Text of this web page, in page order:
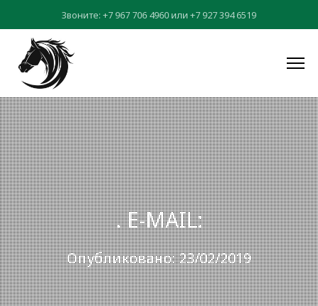
Звоните: +7 967 706 4960или +7 927 394 6519
. E-MAIL:
Опубликовано: 23/02/2019